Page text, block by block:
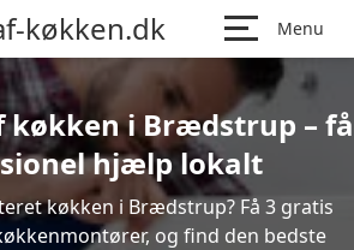
køkken.dk Menu
køkken i Brædstrup – få
hjælp lokalt
køkken i Brædstrup? Få 3 gratis
og find den bedste